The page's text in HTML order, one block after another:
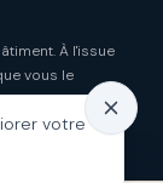
À l'issue
vous le
des entreprises
votre